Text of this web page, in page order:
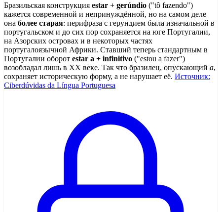
Бразильская конструкция estar + gerúndio ("tô fazendo")
кажется современной и непринуждённой, но на самом деле
она более старая: перифраза с герундием была изначальной в
португальском и до сих пор сохраняется на юге Португалии,
на Азорских островах и в некоторых частях
португалоязычной Африки. Ставший теперь стандартным в
Португалии оборот estar a + infinitivo ("estou a fazer")
возобладал лишь в XX веке. Так что бразилец, опускающий a,
сохраняет историческую форму, а не нарушает её. Источник:
Ciberdúvidas da Língua Portuguesa